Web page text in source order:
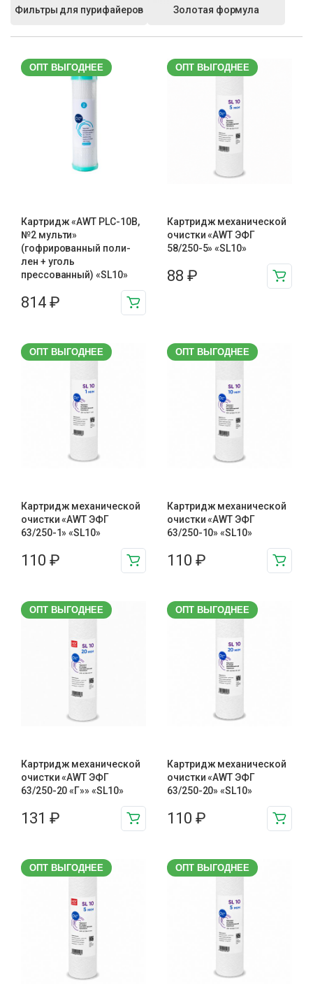
Фильтры для пурифайеров Золотая формула
ОПТ ВЫГОДНЕЕ
Картридж «AWT PLC-10B,
№2 мульти»
(гофрированный поли-
лен + уголь
прессованный) «SL10»
814 ₽
ОПТ ВЫГОДНЕЕ
Картридж механической
очистки «AWT ЭФГ
58/250-5» «SL10»
88 ₽
ОПТ ВЫГОДНЕЕ
Картридж механической
очистки «AWT ЭФГ
63/250-1» «SL10»
110 ₽
ОПТ ВЫГОДНЕЕ
Картридж механической
очистки «AWT ЭФГ
63/250-10» «SL10»
110 ₽
ОПТ ВЫГОДНЕЕ
Картридж механической
очистки «AWT ЭФГ
63/250-20 «Г»» «SL10»
131 ₽
ОПТ ВЫГОДНЕЕ
Картридж механической
очистки «AWT ЭФГ
63/250-20» «SL10»
110 ₽
ОПТ ВЫГОДНЕЕ ОПТ ВЫГОДНЕЕ